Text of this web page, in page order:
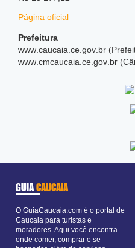
Página oficial
Prefeitura
www .caucaia .ce .gov .br
www .cmcaucaia .ce .gov .br
GUIACAUCAIA
O GuiaCaucaia.com é o portal de
Caucaia para turistas e
moradores. Aqui você encontra
onde comer, comprar e se